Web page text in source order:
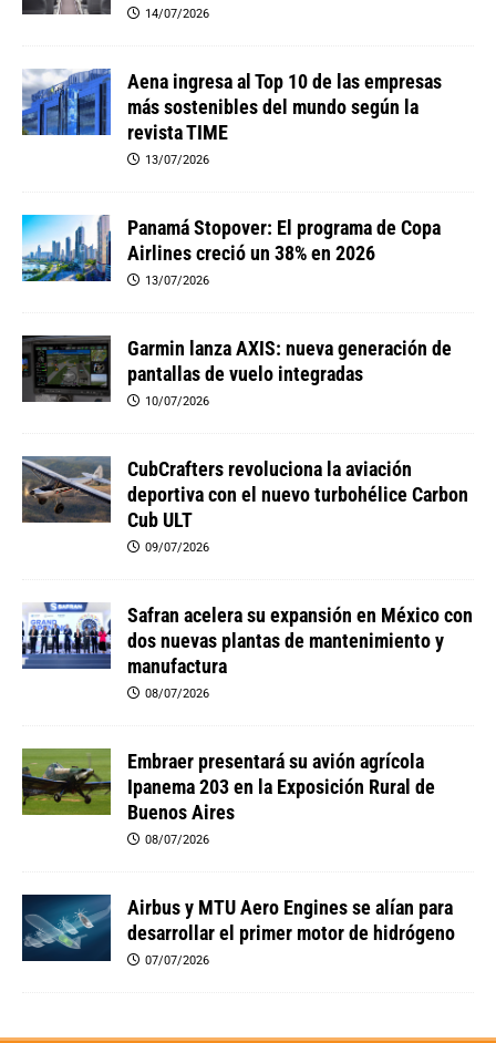
14/07/2026
Aena ingresa al Top 10 de las empresas
más sostenibles del mundo según la
revista TIME
13/07/2026
Panamá Stopover: El programa de Copa
Airlines creció un 38% en 2026
13/07/2026
Garmin lanza AXIS: nueva generación de
pantallas de vuelo integradas
10/07/2026
CubCrafters revoluciona la aviación
deportiva con el nuevo turbohélice Carbon
Cub ULT
09/07/2026
Safran acelera su expansión en México con
dos nuevas plantas de mantenimiento y
manufactura
08/07/2026
Embraer presentará su avión agrícola
Ipanema 203 en la Exposición Rural de
Buenos Aires
08/07/2026
Airbus y MTU Aero Engines se alían para
desarrollar el primer motor de hidrógeno
07/07/2026